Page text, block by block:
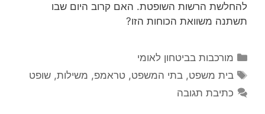
להחלשת הרשות השופטת. האם קרוב היום שבו
תשתנה משוואת הכוחות הזו?
קטגוריות
מורכבות בביטחון לאומי
תגיות
בית משפט,בתי המשפט,טראמפ, משילות,שופט
כתיבת תגובה